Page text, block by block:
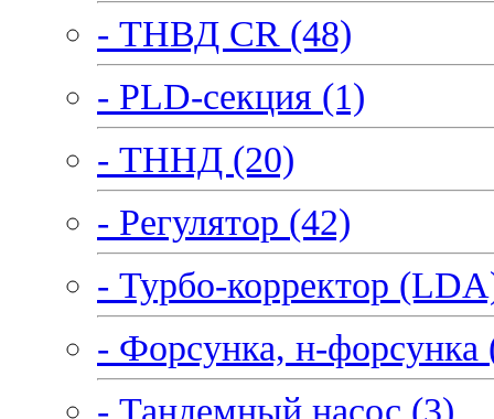
- ТНВД CR (48)
- PLD-секция (1)
- ТННД (20)
- Регулятор (42)
- Турбо-корректор
- Форсунка, н-форсунка
- Тандемный насос (3)